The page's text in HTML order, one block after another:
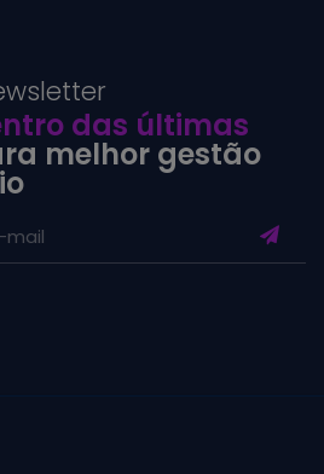
das últimas
melhor gestão